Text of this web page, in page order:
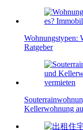
Wohnungstypen:
Ratgeber
Kellerwohnung